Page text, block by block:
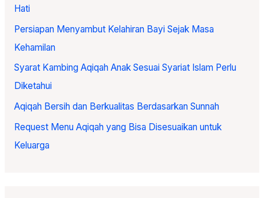
Hati
Persiapan Menyambut Kelahiran Bayi Sejak Masa
Kehamilan
Syarat Kambing Aqiqah Anak Sesuai Syariat Islam Perlu
Diketahui
Aqiqah Bersih dan Berkualitas Berdasarkan Sunnah
Request Menu Aqiqah yang Bisa Disesuaikan untuk
Keluarga